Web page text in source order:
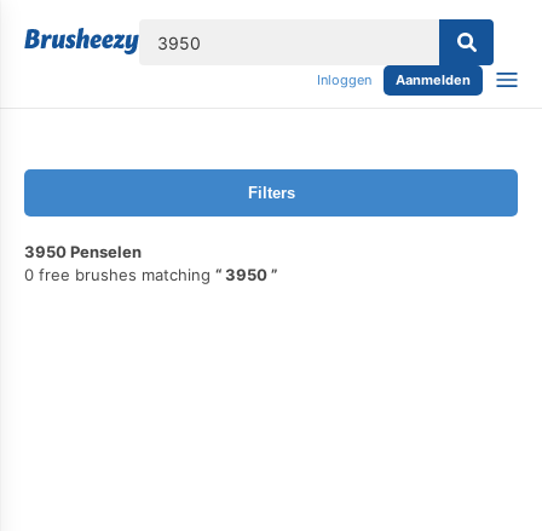
Inloggen Aanmelden
Filters
3950 Penselen
0 free brushes matching
3950